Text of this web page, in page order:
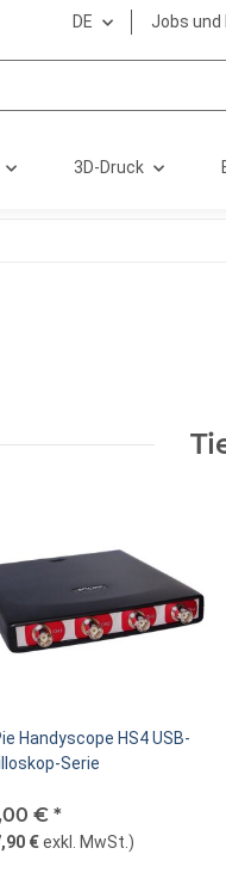
DE Jobs und
3D-Druck
Handyscope HS4 USB-
Serie
€ *
€ exkl. MwSt. )